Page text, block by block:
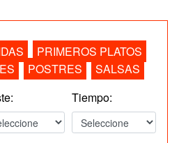
PRIMEROS PLATOS
POSTRES
SALSAS
Tiempo: